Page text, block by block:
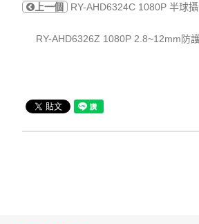
上一個 RY-AHD6324C 1080P 半球
RY-AHD6326Z 1080P 2.8~12mm防